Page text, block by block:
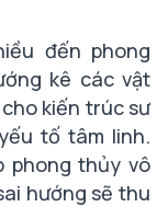
đến phong
kê các vật
kiến trúc sư
tố tâm linh.
phong thủy vô
hướng sẽ thu